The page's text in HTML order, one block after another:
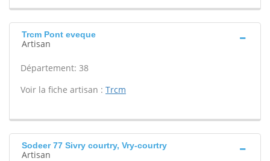
Trcm Pont eveque
Artisan
Département: 38
Voir la fiche artisan : Trcm
Sodeer 77 Sivry courtry, Vry-courtry
Artisan